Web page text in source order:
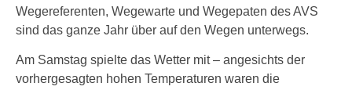
Wegereferenten, Wegewarte und Wegepaten des AVS
sind das ganze Jahr über auf den Wegen unterwegs.
Am Samstag spielte das Wetter mit – angesichts der
vorhergesagten hohen Temperaturen waren die